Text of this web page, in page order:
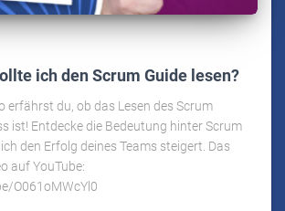
ich den Scrum Guide lesen?
erfährst du, ob das Lesen des Scrum
ist! Entdecke die Bedeutung hinter Scrum
den Erfolg deines Teams steigert. Das
auf YouTube:
O061oMWcYl0